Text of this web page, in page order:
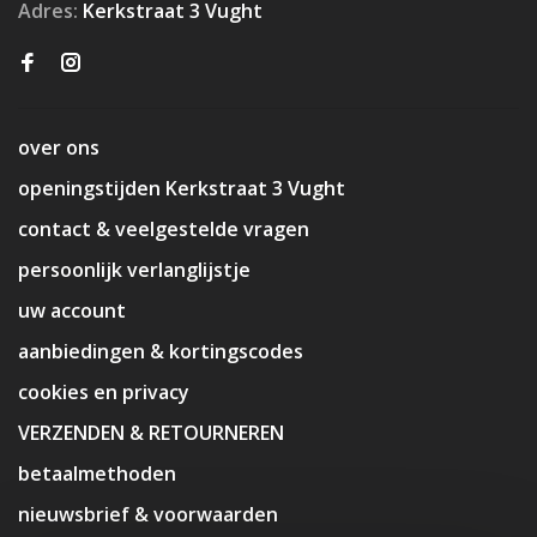
Adres: Kerkstraat 3 Vught
over ons
openingstijden Kerkstraat 3 Vught
contact & veelgestelde vragen
persoonlijk verlanglijstje
uw account
aanbiedingen & kortingscodes
cookies en privacy
VERZENDEN & RETOURNEREN
betaalmethoden
nieuwsbrief & voorwaarden